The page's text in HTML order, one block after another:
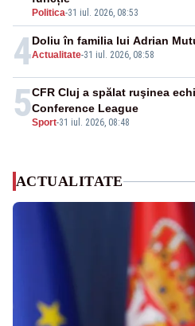
Politica-31 iul. 2026, 08:53
4Actualitate-31 iul. 2026, 08:58
Doliu în familia lui Adrian
5Sport-31 iul. 2026, 08:48
CFR Cluj a spălat ruşinea
Conference League
ACTUALITATE